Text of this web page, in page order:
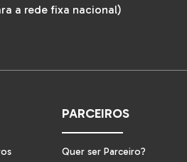
a rede fixa nacional)
PARCEIROS
Quer ser Parceiro?